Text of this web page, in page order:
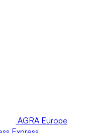
AGRA Europe